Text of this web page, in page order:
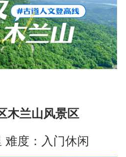
木兰山风景区
难度：入门休闲